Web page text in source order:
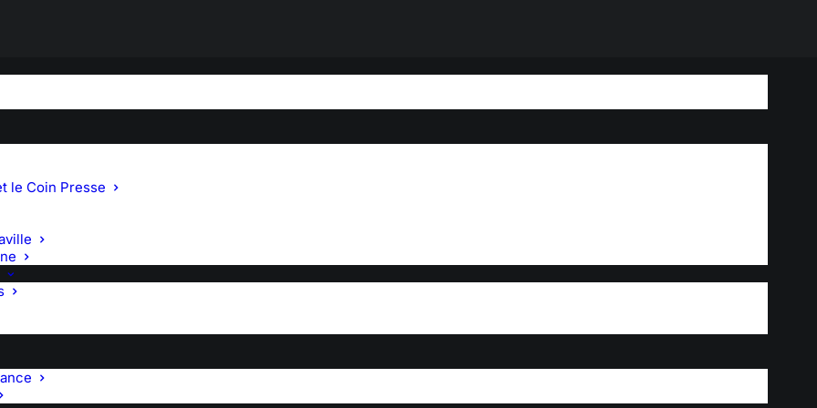
le Coin Presse